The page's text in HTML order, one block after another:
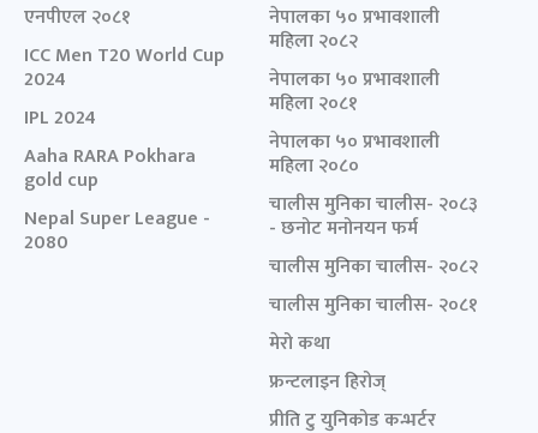
एनपीएल २०८१
ICC Men T20 World Cup
2024
IPL 2024
Aaha RARA Pokhara
gold cup
Nepal Super League -
2080
नेपालका ५० प्रभावशाली
महिला २०८२
नेपालका ५० प्रभावशाली
महिला २०८१
नेपालका ५० प्रभावशाली
महिला २०८०
चालीस मुनिका चालीस- २०८३
- छनोट मनोनयन फर्म
चालीस मुनिका चालीस- २०८२
चालीस मुनिका चालीस- २०८१
मेरो कथा
फ्रन्टलाइन हिरोज्
प्रीति टु युनिकोड कन्भर्टर